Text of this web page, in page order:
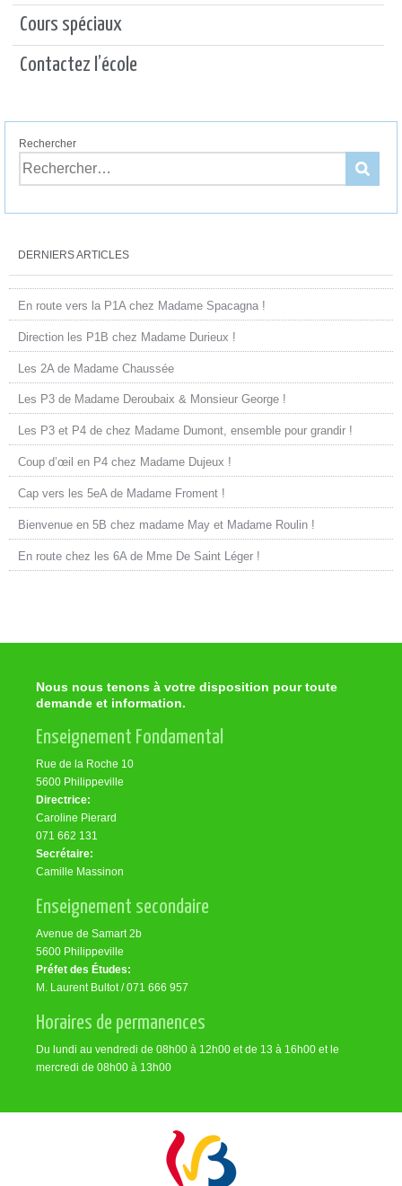
Cours spéciaux
Contactez l’école
Rechercher
DERNIERS ARTICLES
En route vers la P1A chez Madame Spacagna !
Direction les P1B chez Madame Durieux !
Les 2A de Madame Chaussée
Les P3 de Madame Deroubaix & Monsieur George !
Les P3 et P4 de chez Madame Dumont, ensemble pour grandir !
Coup d’œil en P4 chez Madame Dujeux !
Cap vers les 5eA de Madame Froment !
Bienvenue en 5B chez madame May et Madame Roulin !
En route chez les 6A de Mme De Saint Léger !
Nous nous tenons à votre disposition pour toute
demande et information.
Enseignement Fondamental
Rue de la Roche 10
5600 Philippeville
Directrice:
Caroline Pierard
071 662 131
Secrétaire:
Camille Massinon
Enseignement secondaire
Avenue de Samart 2b
5600 Philippeville
Préfet des Études:
M. Laurent Bultot / 071 666 957
Horaires de permanences
Du lundi au vendredi de 08h00 à 12h00 et de 13 à 16h00 et le
mercredi de 08h00 à 13h00